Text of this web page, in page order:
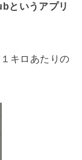
というアプリ
キロあたりの